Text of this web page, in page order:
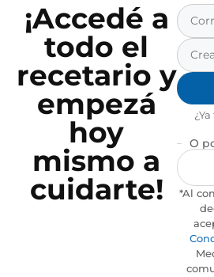
¡Accedé a
todo el
recetario y
empezá
hoy
mismo a
cuidarte!
O
*Al